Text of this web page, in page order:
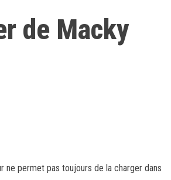
de Macky
ne permet pas toujours de la charger dans